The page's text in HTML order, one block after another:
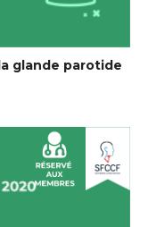
glande parotide